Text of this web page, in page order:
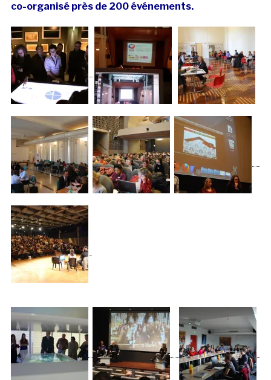
co-organisé près de 200 événements.